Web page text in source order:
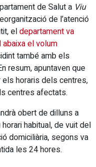
de Salut a Viu
de l’atenció
eldepartament va
el volum
també amb els
resum, apuntaven que
horaris dels centres,
centres afectats.
obert de dilluns a
habitual, de vuit del
domiciliària, segons va
les 24 hores.